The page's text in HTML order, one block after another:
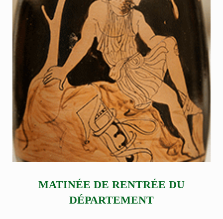
MATINÉE DE RENTRÉE DU
DÉPARTEMENT